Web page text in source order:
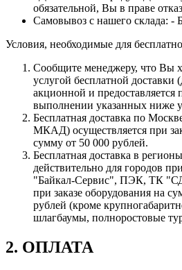
обязательной, Вы в праве
Самовывоз с нашего
Условия, необходимые для
Сообщите менеджеру, что Вы
услугой бесплатной доставки
акционной и предоставляется
выполнении указанных ниже
Бесплатная доставка по
МКАД) осуществляется при
сумму от 50 000 рублей.
Бесплатная доставка в
действительно для городов
"Байкал-Сервис", ПЭК, ТК
при заказе оборудования на
рублей (кроме
шлагбаумы, полноростовые
2. ОПЛАТА